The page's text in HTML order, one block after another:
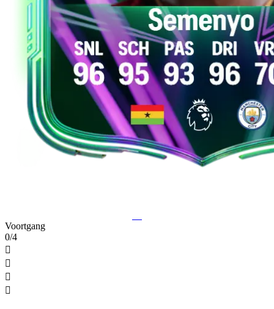
Voortgang
0/4



